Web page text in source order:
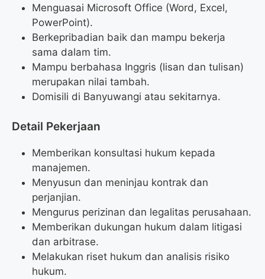
Menguasai Microsoft Office (Word, Excel,
PowerPoint).
Berkepribadian baik dan mampu bekerja
sama dalam tim.
Mampu berbahasa Inggris (lisan dan tulisan)
merupakan nilai tambah.
Domisili di Banyuwangi atau sekitarnya.
Detail Pekerjaan
Memberikan konsultasi hukum kepada
manajemen.
Menyusun dan meninjau kontrak dan
perjanjian.
Mengurus perizinan dan legalitas perusahaan.
Memberikan dukungan hukum dalam litigasi
dan arbitrase.
Melakukan riset hukum dan analisis risiko
hukum.